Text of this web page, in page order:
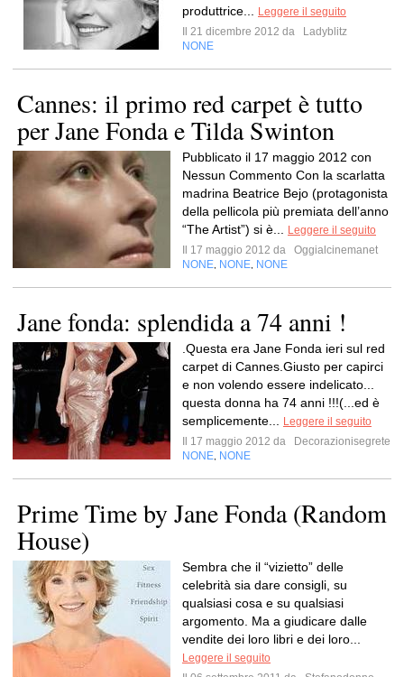
produttrice...
Leggere il seguito
Il 21 dicembre 2012 da
Ladyblitz
NONE
Cannes: il primo red carpet è tutto
per Jane Fonda e Tilda Swinton
Pubblicato il 17 maggio 2012 con
Nessun Commento Con la scarlatta
madrina Beatrice Bejo (protagonista
della pellicola più premiata dell’anno
“The Artist”) si è...
Leggere il seguito
Il 17 maggio 2012 da
Oggialcinemanet
NONE NONE NONE
Jane fonda: splendida a 74 anni !
.Questa era Jane Fonda ieri sul red
carpet di Cannes.Giusto per capirci
e non volendo essere indelicato...
questa donna ha 74 anni !!!(...ed è
semplicemente...
Leggere il seguito
Il 17 maggio 2012 da
Decorazionisegrete
NONE NONE
Prime Time by Jane Fonda (Random
House)
Sembra che il “vizietto” delle
celebrità sia dare consigli, su
qualsiasi cosa e su qualsiasi
argomento. Ma a giudicare dalle
vendite dei loro libri e dei loro...
Leggere il seguito